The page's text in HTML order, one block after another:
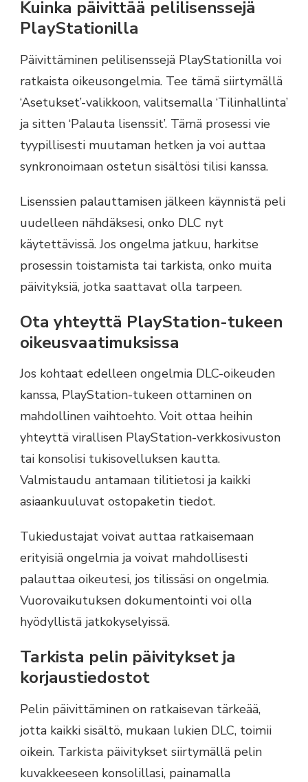
Kuinka päivittää pelilisenssejä
PlayStationilla
Päivittäminen pelilisenssejä PlayStationilla voi
ratkaista oikeusongelmia. Tee tämä siirtymällä
‘Asetukset’-valikkoon, valitsemalla ‘Tilinhallinta’
ja sitten ‘Palauta lisenssit’. Tämä prosessi vie
tyypillisesti muutaman hetken ja voi auttaa
synkronoimaan ostetun sisältösi tilisi kanssa.
Lisenssien palauttamisen jälkeen käynnistä peli
uudelleen nähdäksesi, onko DLC nyt
käytettävissä. Jos ongelma jatkuu, harkitse
prosessin toistamista tai tarkista, onko muita
päivityksiä, jotka saattavat olla tarpeen.
Ota yhteyttä PlayStation-tukeen
oikeusvaatimuksissa
Jos kohtaat edelleen ongelmia DLC-oikeuden
kanssa, PlayStation-tukeen ottaminen on
mahdollinen vaihtoehto. Voit ottaa heihin
yhteyttä virallisen PlayStation-verkkosivuston
tai konsolisi tukisovelluksen kautta.
Valmistaudu antamaan tilitietosi ja kaikki
asiaankuuluvat ostopaketin tiedot.
Tukiedustajat voivat auttaa ratkaisemaan
erityisiä ongelmia ja voivat mahdollisesti
palauttaa oikeutesi, jos tilissäsi on ongelmia.
Vuorovaikutuksen dokumentointi voi olla
hyödyllistä jatkokyselyissä.
Tarkista pelin päivitykset ja
korjaustiedostot
Pelin päivittäminen on ratkaisevan tärkeää,
jotta kaikki sisältö, mukaan lukien DLC, toimii
oikein. Tarkista päivitykset siirtymällä pelin
kuvakkeeseen konsolillasi, painamalla